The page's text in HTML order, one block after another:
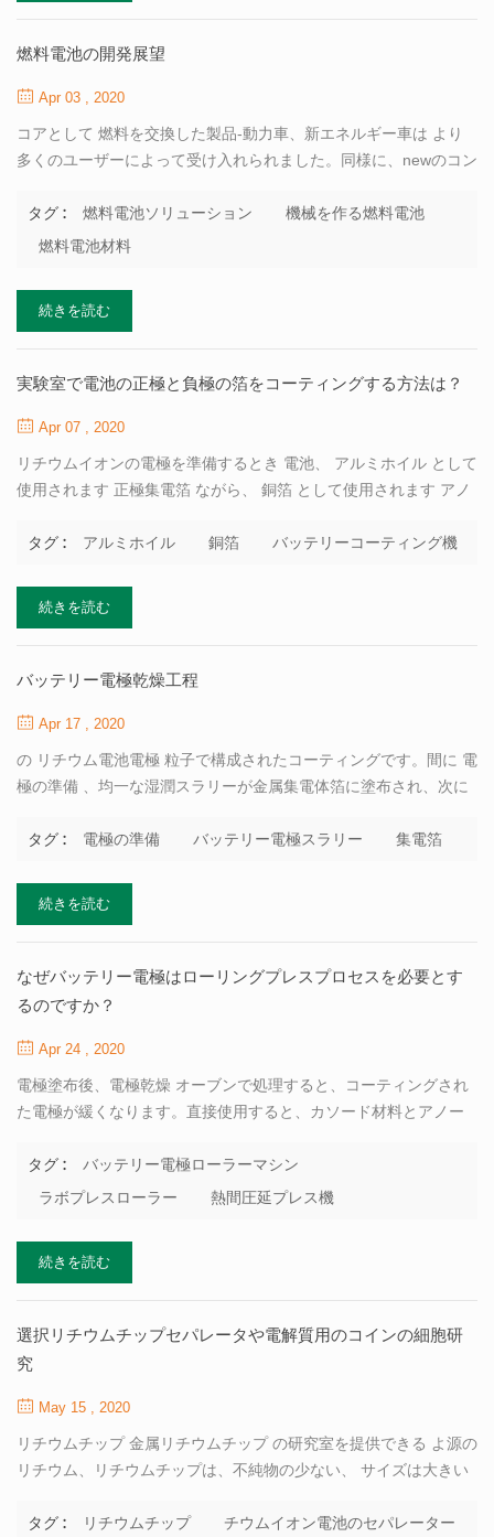
の混合で プロセス、スラリーの各バッチは、混合のために完全に
の他の理由 技術的条件では、各バッチスラリーの粘度は 同じ。し
たがって、バッテリー混合機は一定の 容量および大きいミキサー
は...
燃料電池の開発展望
Apr 03 , 2020
コアとして 燃料を交換した製品-動力車、新エネルギー車は より
多くのユーザーによって受け入れられました。同様に、newのコン
す有望な市場を持っています。として リチウムイオン電池および
スーパーキャパシター、tobの分野のハイテク企業 常に燃料電池の
ットを提供できます 燃料電池ソリューション 、私たちは提供する
ことができます 燃料電池 材料 、 機械を作る燃料電池 そして 技術
究ライン 、 燃料電池パイロットラインと生産ライン あなたの要求
に応じて工場で。 比較した 従来のパワーセルでは、燃料電池は直
接電気に変換されます 電気化学反応を通じて。その結果、その全
体的な発電 効率は通常のパワーバッテリーよりもは...
タグ : 燃料電池ソリューション
機械を作る燃料電池
燃料電池材料
続きを読む
実験室で電池の正極と負極の箔をコーティングする方法は？
Apr 07 , 2020
リチウムイオンの電極を準備するとき 電池、 アルミホイル として
使用されます 正極集電箔 ながら、 銅箔 として使用されます アノ
にホイルを塗布して、 集電箔と材料間の結合力。そこ 箔の厚さに
性の要件。もし シリコンベース 陽極材料 カーボンコート銅箔を使
いエネルギーを奪う 専門家を提供することができます 実験用コー
ミホイルに、アノードは銅ホイルにコーティングされています。
あなたが持っていない場合 バッテリーブレードコーティング機 コ
ーティングにはガラス板とスクレーパーを使用することもで...
タグ : アルミホイル 銅箔 バッテリーコーティング機
続きを読む
バッテリー電極乾燥工程
Apr 17 , 2020
の リチウム電池電極 粒子で構成されたコーティングです。間に 電
極の準備 、均一な湿潤スラリーが金属集電体箔に塗布され、次に
リーバインダーまたは分散剤、および導電剤 カーボンブラック に
を超えますが、溶剤が蒸発するため、乾燥中にコーティングは常
電池電極の乾燥プロセスとコーティングプロセスは独立してお
り、相互に関連しています。コーティングの特性は、乾燥プロセ
の厚さが乾燥時間を決定します。コーティングは、コーティング
の均一性に影響を与える乾燥プロセスでレベリングプロセスを持
っています。したがって、設計...
タグ : 電極の準備 バッテリー電極スラリー 集電箔
続きを読む
なぜバッテリー電極はローリングプレスプロセスを必要とす
るのですか？
Apr 24 , 2020
電極塗布後、電極乾燥 オーブンで処理すると、コーティングされ
た電極が緩くなります。直接使用すると、カソード材料とアノー
電極 によって押すことができます バッテリー電極ローラーマシン
。安定性、堅さ プレスした電極の電気化学的特性が改善され、 テ
れていました。 の主な目的は2つあります。 バッテリー電極 ロー
リングプレス ：1つ目は、バリを取り除き、表面を滑らかで平らに
際のバリを防ぎ、 短絡を引き起こします。第二は、ポールの強度
を高めることです インピーダンス。圧力が高すぎる場合、フィル
ムはカールしますが、 バッテリーの組み立てに役立ちます。 電極
のローリングのプロセスでは、電極を圧縮する必要があります。
タグ :
バッテリー電極ローラーマシン
ラボプレスローラー
熱間圧延プレス機
続きを読む
選択リチウムチップセパレータや電解質用のコインの細胞研
究
May 15 , 2020
リチウムチップ 金属リチウムチップ の研究室を提供できる よ源の
リチウム、リチウムチップは、不純物の少ない、 サイズは大きい
事項 リチウムチップの作成サイズ：直径15時～15.8mm（ 対応す
タグ : リチウムチップ
チウムイオン電池のセパレーター